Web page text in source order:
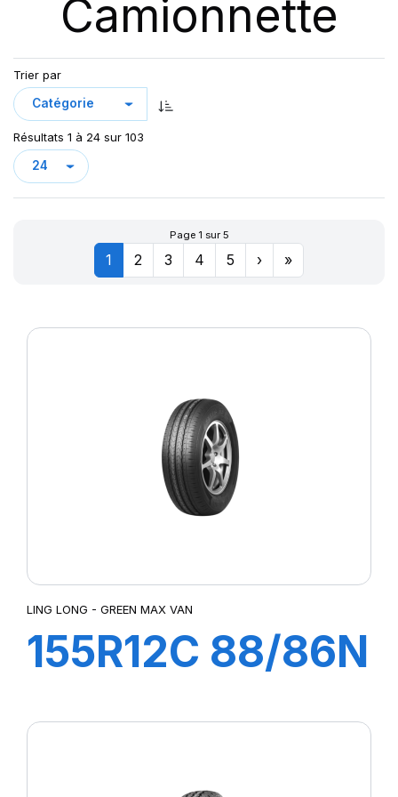
GREEN MAX VAN
LC/R
LLA08
LLR666
LMC4
LT/R
MAXMILER PRO
MAXMILLER-X
Camionnette
Trier par
Résultats 1 à 24 sur 103
Page 1 sur 5
1 2 3 4 5 › »
LING LONG - GREEN MAX VAN
155R12C 88/86N